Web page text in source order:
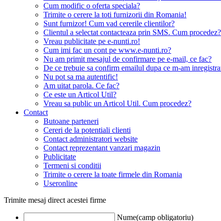
Cum modific o oferta speciala?
Trimite o cerere la toti furnizorii din Romania!
Sunt furnizor! Cum vad cererile clientilor?
Clientul a selectat contacteaza prin SMS. Cum procedez?
Vreau publicitate pe e-nunti.ro!
Cum imi fac un cont pe www.e-nunti.ro?
Nu am primit mesajul de confirmare pe e-mail, ce fac?
De ce trebuie sa confirm emailul dupa ce m-am
Nu pot sa ma autentific!
Am uitat parola. Ce fac?
Ce este un Articol Util?
Vreau sa public un Articol Util. Cum procedez?
Contact
Butoane parteneri
Cereri de la potentiali clienti
Contact administratori website
Contact reprezentant vanzari magazin
Publicitate
Termeni si conditii
Trimite o cerere la toate firmele din Romania
Useronline
Trimite mesaj direct acestei firme
Nume(camp obligatoriu)